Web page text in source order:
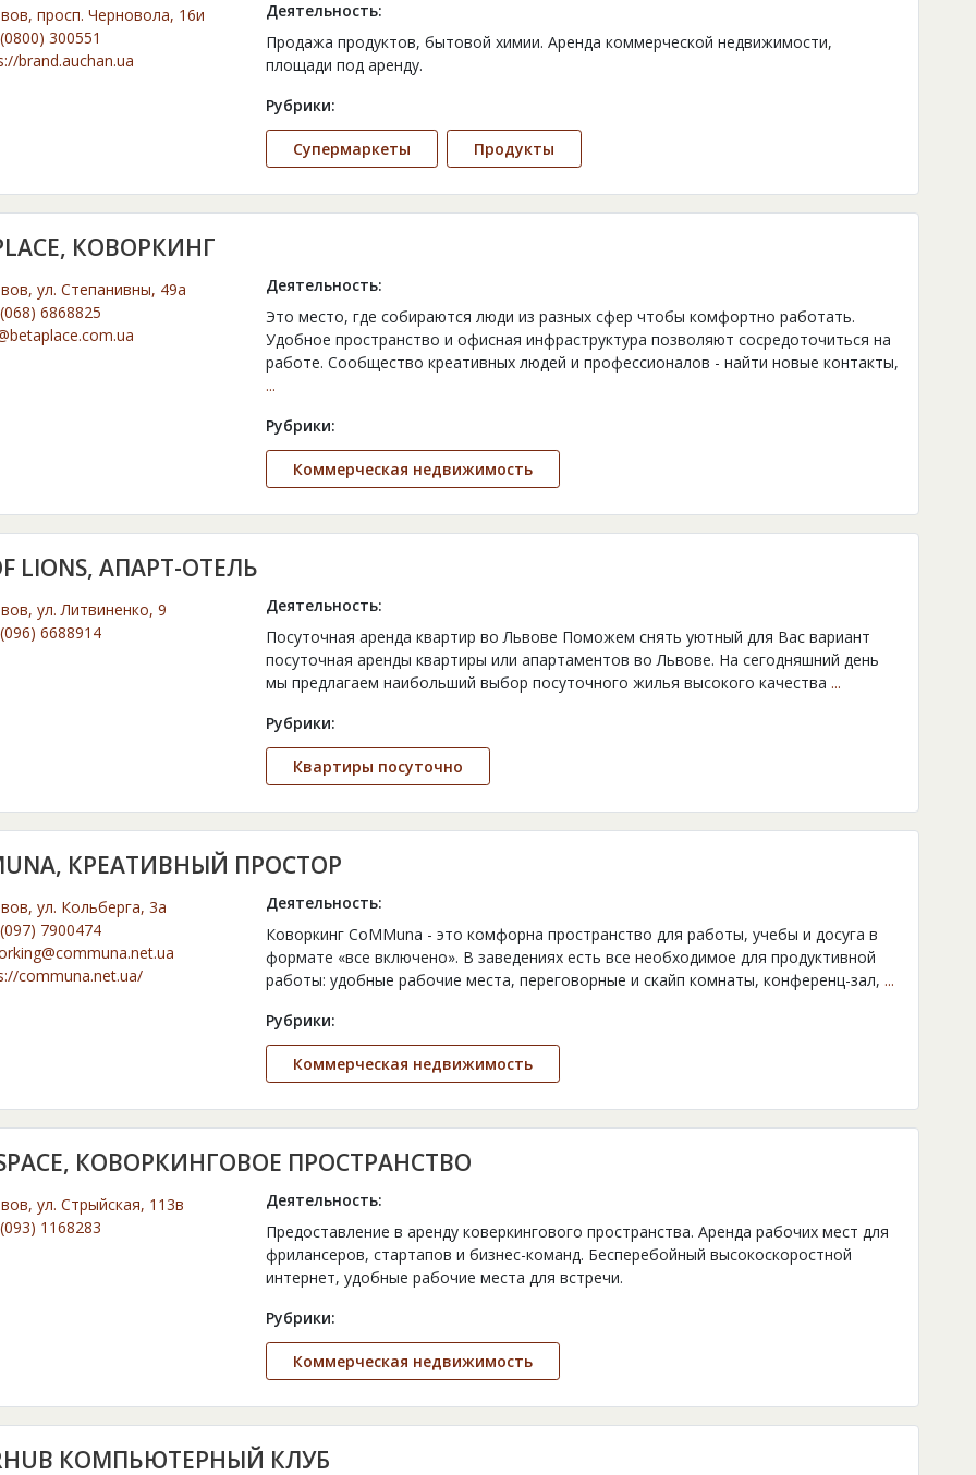
просп. Черновола, 16и
300551
brand.auchan.ua
Деятельность:
Продажа продуктов, бытовой химии. Аренда коммерческой недвижимости,
площади под аренду.
Рубрики:
Супермаркеты Продукты
КОВОРКИНГ
ул. Степанивны, 49а
6868825
Деятельность:
Это место, где собираются люди из разных сфер чтобы комфортно работать.
Удобное пространство и офисная инфраструктура позволяют сосредоточиться на
работе. Сообщество креативных людей и профессионалов - найти новые контакты,
...
Рубрики:
Коммерческая недвижимость
LIONS, АПАРТ-ОТЕЛЬ
ул. Литвиненко, 9
6688914
Деятельность:
Посуточная аренда квартир во Львове Поможем снять уютный для Вас вариант
посуточная аренды квартиры или апартаментов во Львове. На сегодняшний день
мы предлагаем наибольший выбор посуточного жилья высокого качества ...
Рубрики:
Квартиры посуточно
КРЕАТИВНЫЙ ПРОСТОР
ул. Кольберга, 3а
7900474
communa.net.ua/
Деятельность:
Коворкинг CoMMuna - это комфорна пространство для работы, учебы и досуга в
формате «все включено». В заведениях есть все необходимое для продуктивной
работы: удобные рабочие места, переговорные и скайп комнаты, конференц-зал, ...
Рубрики:
Коммерческая недвижимость
SPACE, КОВОРКИНГОВОЕ ПРОСТРАНСТВО
ул. Стрыйская, 113в
1168283
Деятельность:
Предоставление в аренду коверкингового пространства. Аренда рабочих мест для
фрилансеров, стартапов и бизнес-команд. Бесперебойный высокоскоростной
интернет, удобные рабочие места для встречи.
Рубрики:
Коммерческая недвижимость
КОМПЬЮТЕРНЫЙ КЛУБ